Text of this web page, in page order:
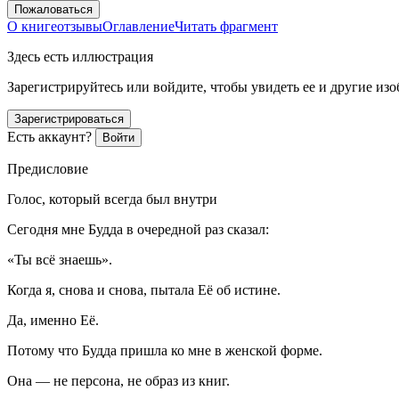
Пожаловаться
О книгеотзывыОглавлениеЧитать фрагмент
Здесь есть иллюстрация
Зарегистрируйтесь или войдите, чтобы увидеть ее и другие
Зарегистрироваться
Есть аккаунт? Войти
Предисловие
Голос, который всегда был внутри
Сегодня мне Будда в очередной раз сказал:
«Ты всё знаешь».
Когда я, снова и снова, пытала Её об истине.
Да, именно Её.
Потому что Будда пришла ко мне в женской форме.
Она — не персона, не образ из книг.